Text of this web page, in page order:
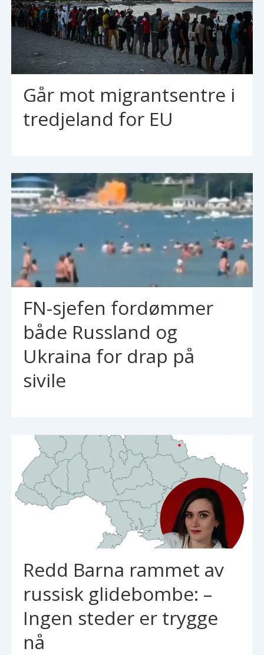
Går mot migrantsentre i
tredjeland for EU
FN-sjefen fordømmer
både Russland og
Ukraina for drap på
sivile
Redd Barna rammet av
russisk glidebombe: –
Ingen steder er trygge
nå